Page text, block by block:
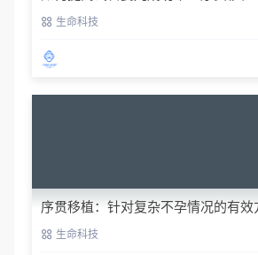
生命科技
序贯移植：针对复杂不孕情况的有效
生命科技